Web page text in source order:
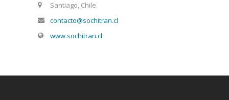
Santiago, Chile.
contacto@sochitran.cl
www.sochitran.cl